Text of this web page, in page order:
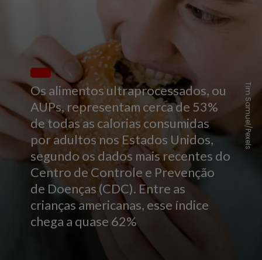
Os alimentos ultraprocessados, ou
AUPs, representam cerca de 53%
de todas as calorias consumidas
por adultos nos Estados Unidos,
segundo os dados mais recentes do
Centro de Controle e Prevenção
de Doenças (CDC). Entre as
crianças americanas, esse índice
chega a quase 62%
Tim Samuel/Pexels